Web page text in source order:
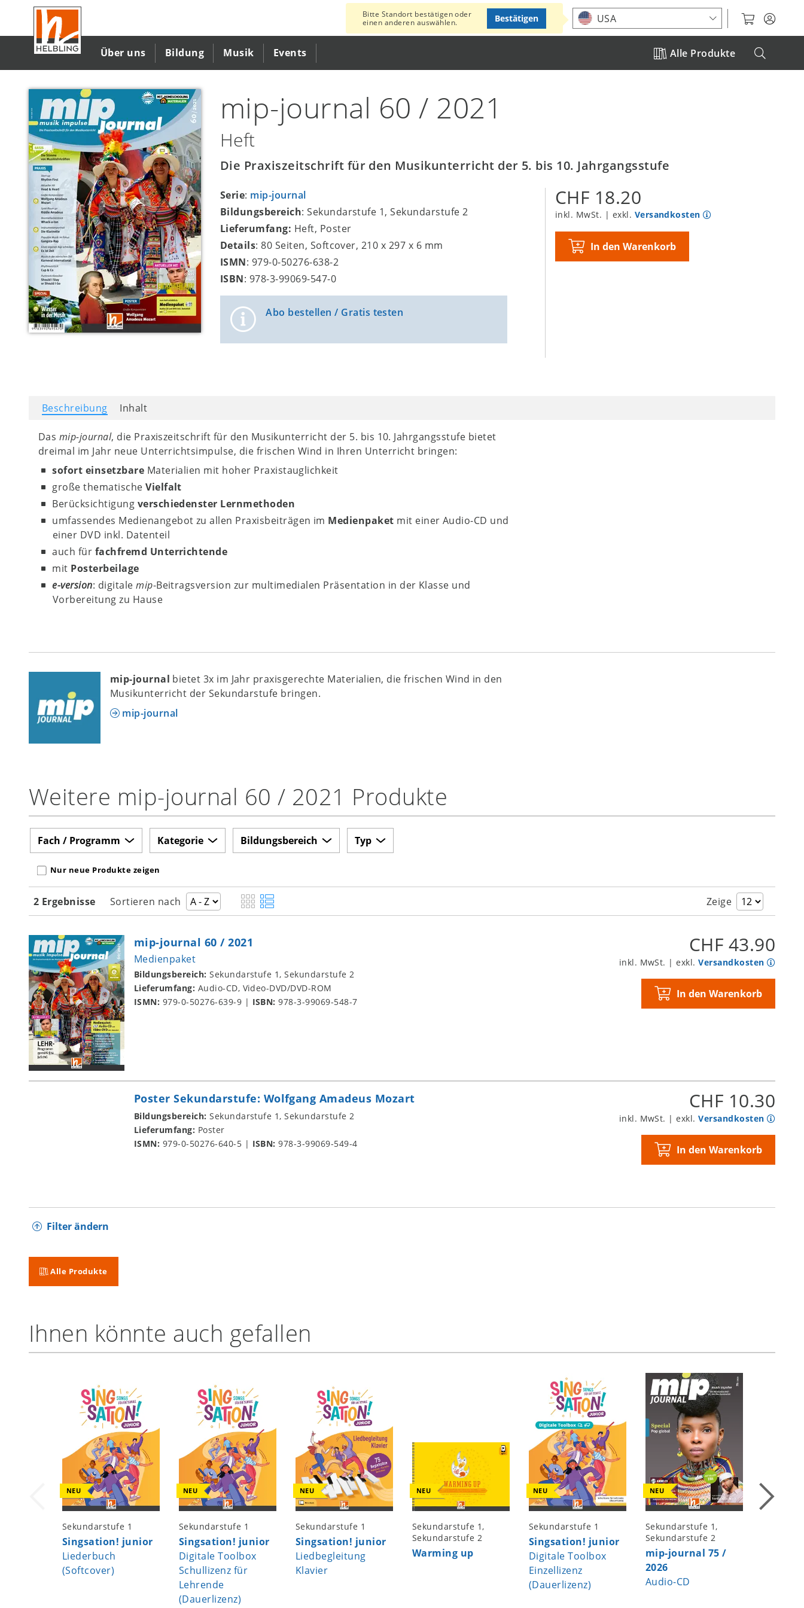
Inhalt
Standort auswählen
Über uns Bildung Musik Events Alle Produkte
Bitte Standort bestätigen oder
einen anderen auswählen.
USA
Bestätigen
mip-journal 60 / 2021
Heft
Die Praxiszeitschrift für den Musikunterricht der 5. bis 10. Jahrgangsstufe
Serie: mip-journal
Bildungsbereich: Sekundarstufe 1, Sekundarstufe 2
Lieferumfang: Heft, Poster
Details: 80 Seiten, Softcover, 210 x 297 x 6 mm
ISMN: 979-0-50276-638-2
ISBN: 978-3-99069-547-0
Abo bestellen / Gratis testen
CHF 18.20
inkl. MwSt. | exkl. Versandkosten
In den Warenkorb
Beschreibung Inhalt
Das mip-journal, die Praxiszeitschrift für den Musikunterricht der 5. bis 10. Jahrgangsstufe bietet
dreimal im Jahr neue Unterrichtsimpulse, die frischen Wind in Ihren Unterricht bringen:
sofort einsetzbare Materialien mit hoher Praxistauglichkeit
große thematischeVielfalt
Berücksichtigung verschiedenster Lernmethoden
umfassendes Medienangebot zu allen Praxisbeiträgen im Medienpaket mit einer Audio-CD und
einer DVD inkl. Datenteil
auch für fachfremd Unterrichtende
mit Posterbeilage
e-version: digitalemip-Beitragsversion zur multimedialen Präsentation in der Klasse und
Vorbereitung zu Hause
mip-journal bietet 3x im Jahr praxisgerechte Materialien, die frischen Wind in den
Musikunterricht der Sekundarstufe bringen.
mip-journal
Weitere mip-journal 60 / 2021 Produkte
Nur neue Produkte zeigen
Fach / Programm Kategorie Bildungsbereich Typ
2 Ergebnisse Sortieren nach Zeige
mip-journal 60 / 2021
Medienpaket
Bildungsbereich:Sekundarstufe 1, Sekundarstufe 2
Lieferumfang: Audio-CD, Video-DVD/DVD-ROM
ISMN: 979-0-50276-639-9 | ISBN:978-3-99069-548-7
CHF 43.90
inkl. MwSt. | exkl.Versandkosten
In den Warenkorb
Poster Sekundarstufe: Wolfgang Amadeus Mozart
Bildungsbereich:Sekundarstufe 1, Sekundarstufe 2
Lieferumfang: Poster
ISMN: 979-0-50276-640-5 | ISBN:978-3-99069-549-4
CHF 10.30
inkl. MwSt. | exkl.Versandkosten
In den Warenkorb
Filter ändern
Alle Produkte
Ihnen könnte auch gefallen
NEU
Sekundarstufe 1
Singsation! junior
Liederbuch
(Softcover)
NEU
Sekundarstufe 1
Singsation! junior
Digitale Toolbox
Schullizenz für
Lehrende
(Dauerlizenz)
NEU
Sekundarstufe 1
Singsation! junior
Liedbegleitung
Klavier
NEU
Sekundarstufe 1,
Sekundarstufe 2
Warming up
NEU
Sekundarstufe 1
Singsation! junior
Digitale Toolbox
Einzellizenz
(Dauerlizenz)
NEU
Sekundarstufe 1,
Sekundarstufe 2
mip-journal 75 /
2026
Audio-CD
NEU